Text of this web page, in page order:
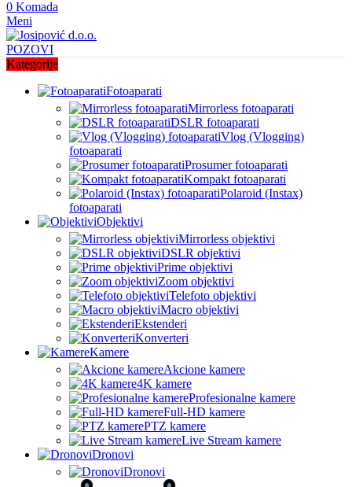
0 Komada
Meni
POZOVI
Kategorije
Fotoaparati
Mirrorless fotoaparati
DSLR fotoaparati
Vlog (Vlogging)
fotoaparati
Prosumer fotoaparati
Kompakt fotoaparati
Polaroid (Instax)
fotoaparati
Objektivi
Mirrorless objektivi
DSLR objektivi
Prime objektivi
Zoom objektivi
Telefoto objektivi
Macro objektivi
Ekstenderi
Konverteri
Kamere
Akcione kamere
4K kamere
Profesionalne kamere
Full-HD kamere
PTZ kamere
Live Stream kamere
Dronovi
Dronovi